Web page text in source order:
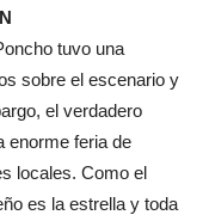
tuvo una
sobre el escenario y
el verdadero
enorme feria de
locales. Como el
es la estrella y toda